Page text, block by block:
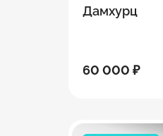
Дамхурц
60 000 ₽